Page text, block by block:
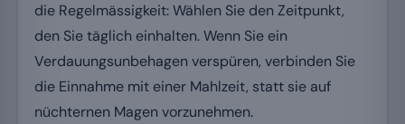
die Regelmässigkeit: Wählen Sie den Zeitpunkt,
den Sie täglich einhalten. Wenn Sie ein
Verdauungsunbehagen verspüren, verbinden Sie
die Einnahme mit einer Mahlzeit, statt sie auf
nüchternen Magen vorzunehmen.